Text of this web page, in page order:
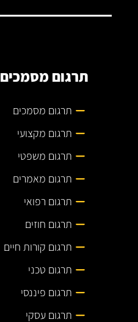
תרגום מסמכים
תרגום מסמכים
תרגום מקצועי
תרגום משפטי
תרגום מאמרים
תרגום רפואי
תרגום חוזים
תרגום קורות חיים
תרגום טכני
תרגום פיננסי
תרגום עסקי